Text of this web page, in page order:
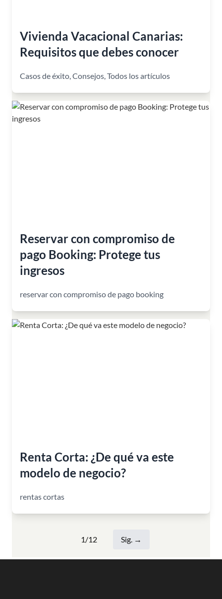
Vivienda Vacacional Canarias:
Requisitos que debes conocer
Casos de éxito,Consejos,Todos los artículos
Reservar con compromiso de
pago Booking: Protege tus
ingresos
reservar con compromiso de pago booking
Renta Corta: ¿De qué va este
modelo de negocio?
rentas cortas
1/12 Sig. →